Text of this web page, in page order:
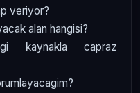
veriyor?
alan hangisi?
kaynakla capraz